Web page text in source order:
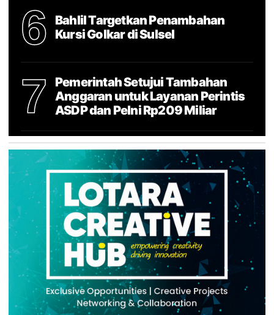
6
Bahlil Targetkan Penambahan
Kursi Golkar di Sulsel
7
Pemerintah Setujui Tambahan
Anggaran untuk Layanan Perintis
ASDP dan Pelni Rp209 Miliar